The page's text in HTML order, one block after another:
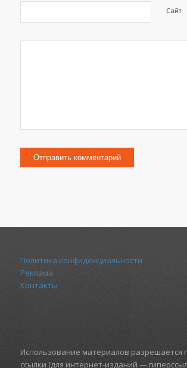
Сайт
Политика конфиденциальности
Реклама
Контакты
Использование материалов разрешается
ссылки (для интернет-изданий —